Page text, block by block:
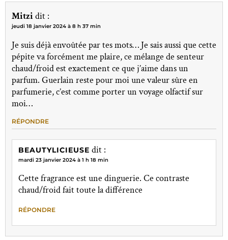
Mitzidit :
jeudi 18 janvier 2024 à 8 h 37 min
Je suis déjà envoûtée par tes mots… Je sais aussi que cette
pépite va forcément me plaire, ce mélange de senteur
chaud/froid est exactement ce que j’aime dans un
parfum. Guerlain reste pour moi une valeur sûre en
parfumerie, c’est comme porter un voyage olfactif sur
moi…
RÉPONDRE
BEAUTYLICIEUSE dit :
mardi 23 janvier 2024 à 1 h 18 min
Cette fragrance est une dinguerie. Ce contraste
chaud/froid fait toute la différence
RÉPONDRE